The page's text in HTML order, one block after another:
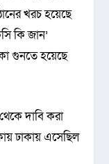
খরচ হয়েছে
কি জান’
গুনতে হয়েছে
দাবি করা
ঢাকায় এসেছিল